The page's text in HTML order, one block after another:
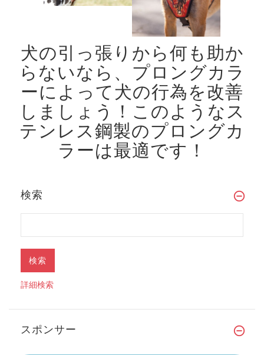
犬の引っ張りから何も助か
らないなら、プロングカラ
ーによって犬の行為を改善
しましょう！ このようなス
テンレス鋼製のプロングカ
ラーは最適です！
検索
詳細検索
スポンサー